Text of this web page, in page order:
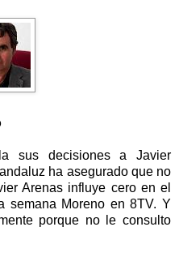
sus decisiones a Javier
ha asegurado que no
Arenas influye cero en el
semana Moreno en 8TV. Y
porque no le consulto